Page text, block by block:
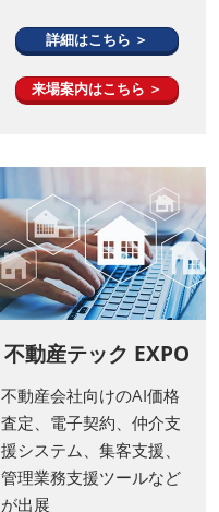
詳細はこちら ＞
来場案内はこちら ＞
不動産テック EXPO
不動産会社向けのAI価格
査定、電子契約、仲介支
援システム、集客支援、
管理業務支援ツールなど
が出展